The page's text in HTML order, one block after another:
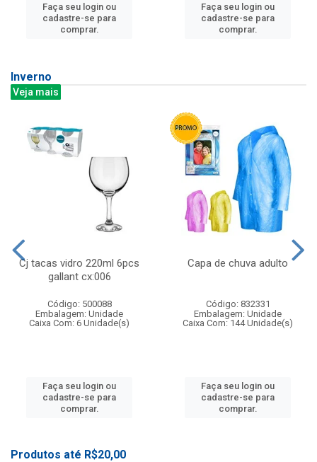
Faça seu login ou
cadastre-se para
comprar.
Faça seu login ou
cadastre-se para
comprar.
Inverno
Veja mais
Cj tacas vidro 220ml 6pcs
gallant cx:006
Código: 500088
Embalagem: Unidade
Caixa Com: 6 Unidade(s)
Faça seu login ou
cadastre-se para
comprar.
Capa de chuva adulto
Código: 832331
Embalagem: Unidade
Caixa Com: 144 Unidade(s)
Faça seu login ou
cadastre-se para
comprar.
Produtos até R$20,00